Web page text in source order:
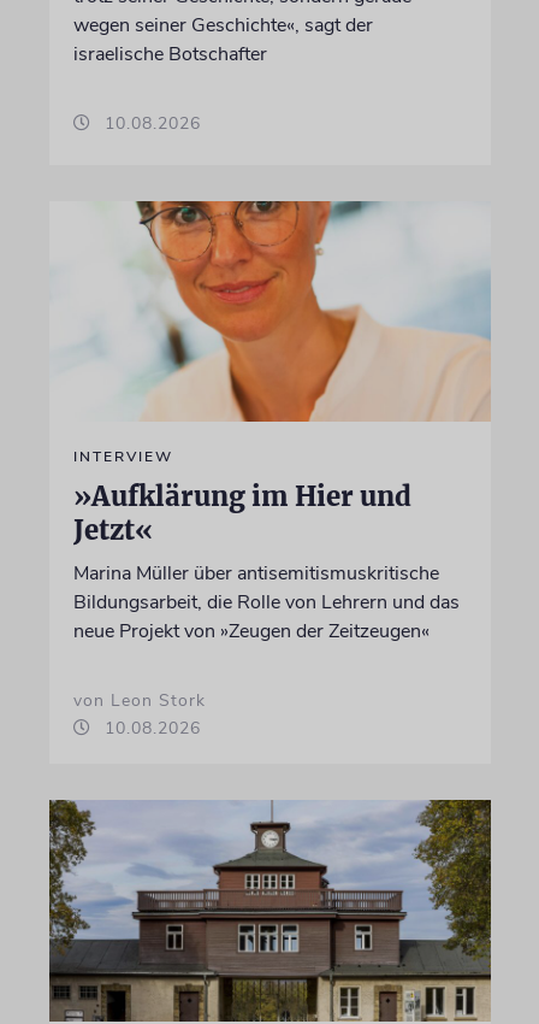
wegen seiner Geschichte«, sagt der
israelische Botschafter
10.08.2026
INTERVIEW
»Aufklärung im Hier und
Jetzt«
Marina Müller über antisemitismuskritische
Bildungsarbeit, die Rolle von Lehrern und das
neue Projekt von »Zeugen der Zeitzeugen«
von Leon Stork
10.08.2026